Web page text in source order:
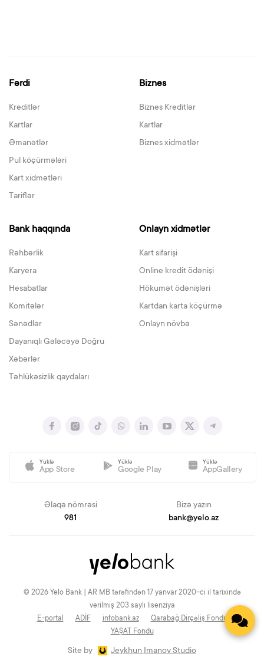
Fərdi
Kreditlər
Kartlar
Əmanətlər
Pul köçürmələri
Kart xidmətləri
Tariflər
Biznes
Biznes Kreditlər
Kartlar
Biznes xidmətlər
Bank haqqında
Rəhbərlik
Karyera
Hesabatlar
Komitələr
Sənədlər
Dayanıqlı Gələcəyə Doğru
Xəbərlər
Təhlükəsizlik qaydaları
Onlayn xidmətlər
Kart sifarişi
Online kredit ödənişi
Hökumət ödənişləri
Kartdan karta köçürmə
Onlayn növbə
Yüklə
App Store
Yüklə
Google Play
Yüklə
AppGallery
Əlaqə nömrəsi
981
Bizə yazın
bank@yelo.az
© 2026 Yelo Bank | AR MB tərəfindən 17 yanvar 2020-ci il tarixində
verilmiş 203 saylı lisenziya
E-portal
ADİF infobank.az
Qarabağ Dirçəliş Fondu
YAŞAT Fondu
Site by Jeykhun Imanov Studio